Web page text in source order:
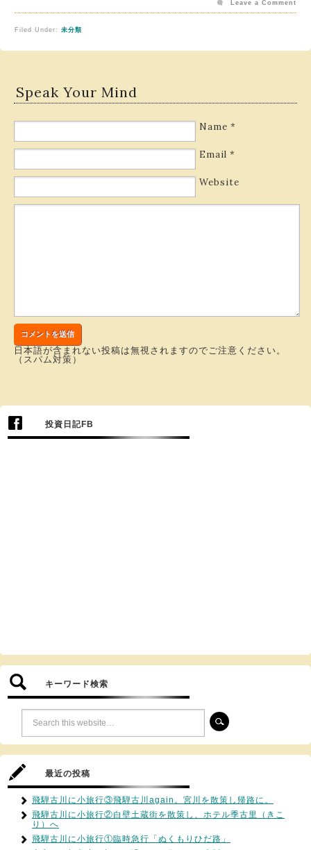
Filed Under: 未分類
Leave a Comment
Speak Your Mind
Name *
Email *
Website
日本語が含まれない投稿は無視されますのでご注意ください。
（スパム対策）
投資日記FB
キーワード検索
最近の投稿
飛騨古川に小旅行③飛騨古川again。宮川を散策し帰路に。
飛騨古川に小旅行②白壁土蔵街を散策し、ホテル季古里（きこ
り）へ
飛騨古川に小旅行①臨時急行「ぬくもりひだ路」